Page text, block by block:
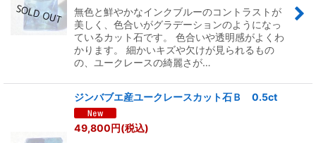
無色と鮮やかなインクブルーのコントラストが
美しく、色合いがグラデーションのようになっ
ているカット石です。 色合いや透明感がよくわ
かります。 細かいキズや欠けが見られるもの
の、ユークレースの綺麗さが…
ジンバブエ産ユークレースカット石Ｂ 0.5ct
49,800円(税込)